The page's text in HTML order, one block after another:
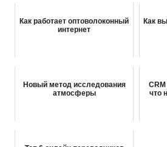
Как работает оптоволоконный
интернет
Как
Новый метод исследования
атмосферы
что